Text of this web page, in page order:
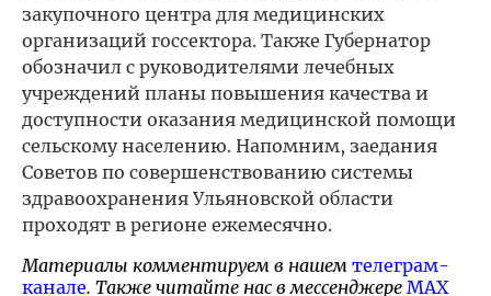
закупочного центра для медицинских
организаций госсектора. Также Губернатор
обозначил с руководителями лечебных
учреждений планы повышения качества и
доступности оказания медицинской помощи
сельскому населению. Напомним, заедания
Советов по совершенствованию системы
здравоохранения Ульяновской области
проходят в регионе ежемесячно.
Материалы комментируем в нашем телеграм-
канале. Также читайте нас в мессенджере MAX